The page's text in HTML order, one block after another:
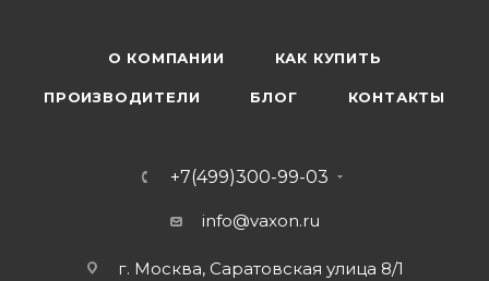
О КОМПАНИИ КАК КУПИТЬ
ПРОИЗВОДИТЕЛИ БЛОГ КОНТАКТЫ
+7(499)300-99-03
info@vaxon.ru
г. Москва, Саратовская улица 8/1